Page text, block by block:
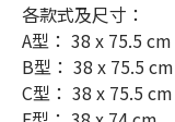
各款式及尺寸：
A型： 38 x 75.5 cm
B型： 38 x 75.5 cm
C型： 38 x 75.5 cm